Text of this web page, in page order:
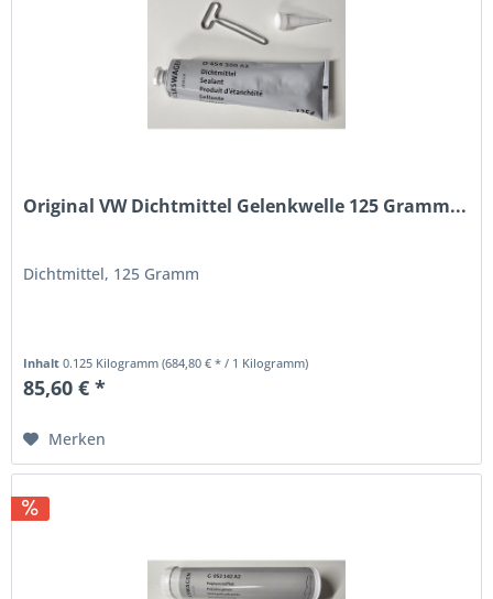
Original VW Dichtmittel Gelenkwelle 125 Gramm...
Dichtmittel, 125 Gramm
Inhalt0.125 Kilogramm(684,80 € * / 1 Kilogramm)
85,60 € *
Merken